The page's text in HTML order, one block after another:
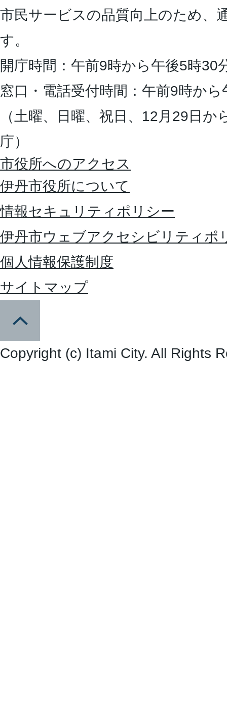
市民サービスの品質向上のため、
す。
開庁時間：午前9時から午後5時30
窓口・電話受付時間：午前9時か
（土曜、日曜、祝日、12月29日
庁）
市役所へのアクセス
伊丹市役所について
情報セキュリティポリシー
伊丹市ウェブアクセシビリティポ
個人情報保護制度
サイトマップ
Copyright (c) Itami City. All Rights